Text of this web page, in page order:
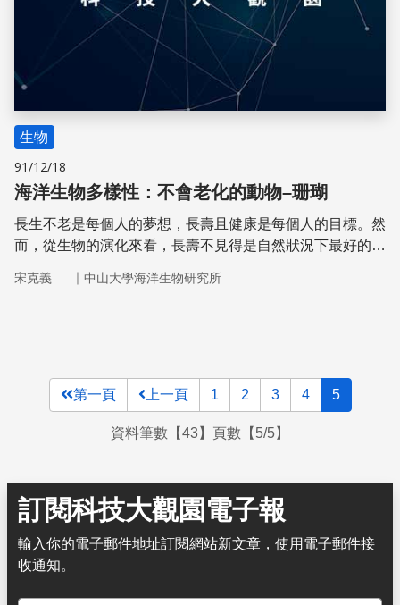
生物
91/12/18
海洋生物多樣性：不會老化的動物–珊瑚
長生不老是每個人的夢想，長壽且健康是每個人的目標。然
而，從生物的演化來看，長壽不見得是自然狀況下最好的繁
宋克義 ｜ 中山大學海洋生物研究所
第一頁 上一頁 1 2 3 4 5
資料筆數【43】頁數【5/5】
訂閱科技大觀園電子報
輸入你的電子郵件地址訂閱網站新文章，使用電子郵件接
收通知。